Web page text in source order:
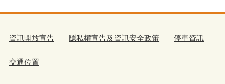
資訊開放宣告 隱私權宣告及資訊安全政策 停車資訊
交通位置